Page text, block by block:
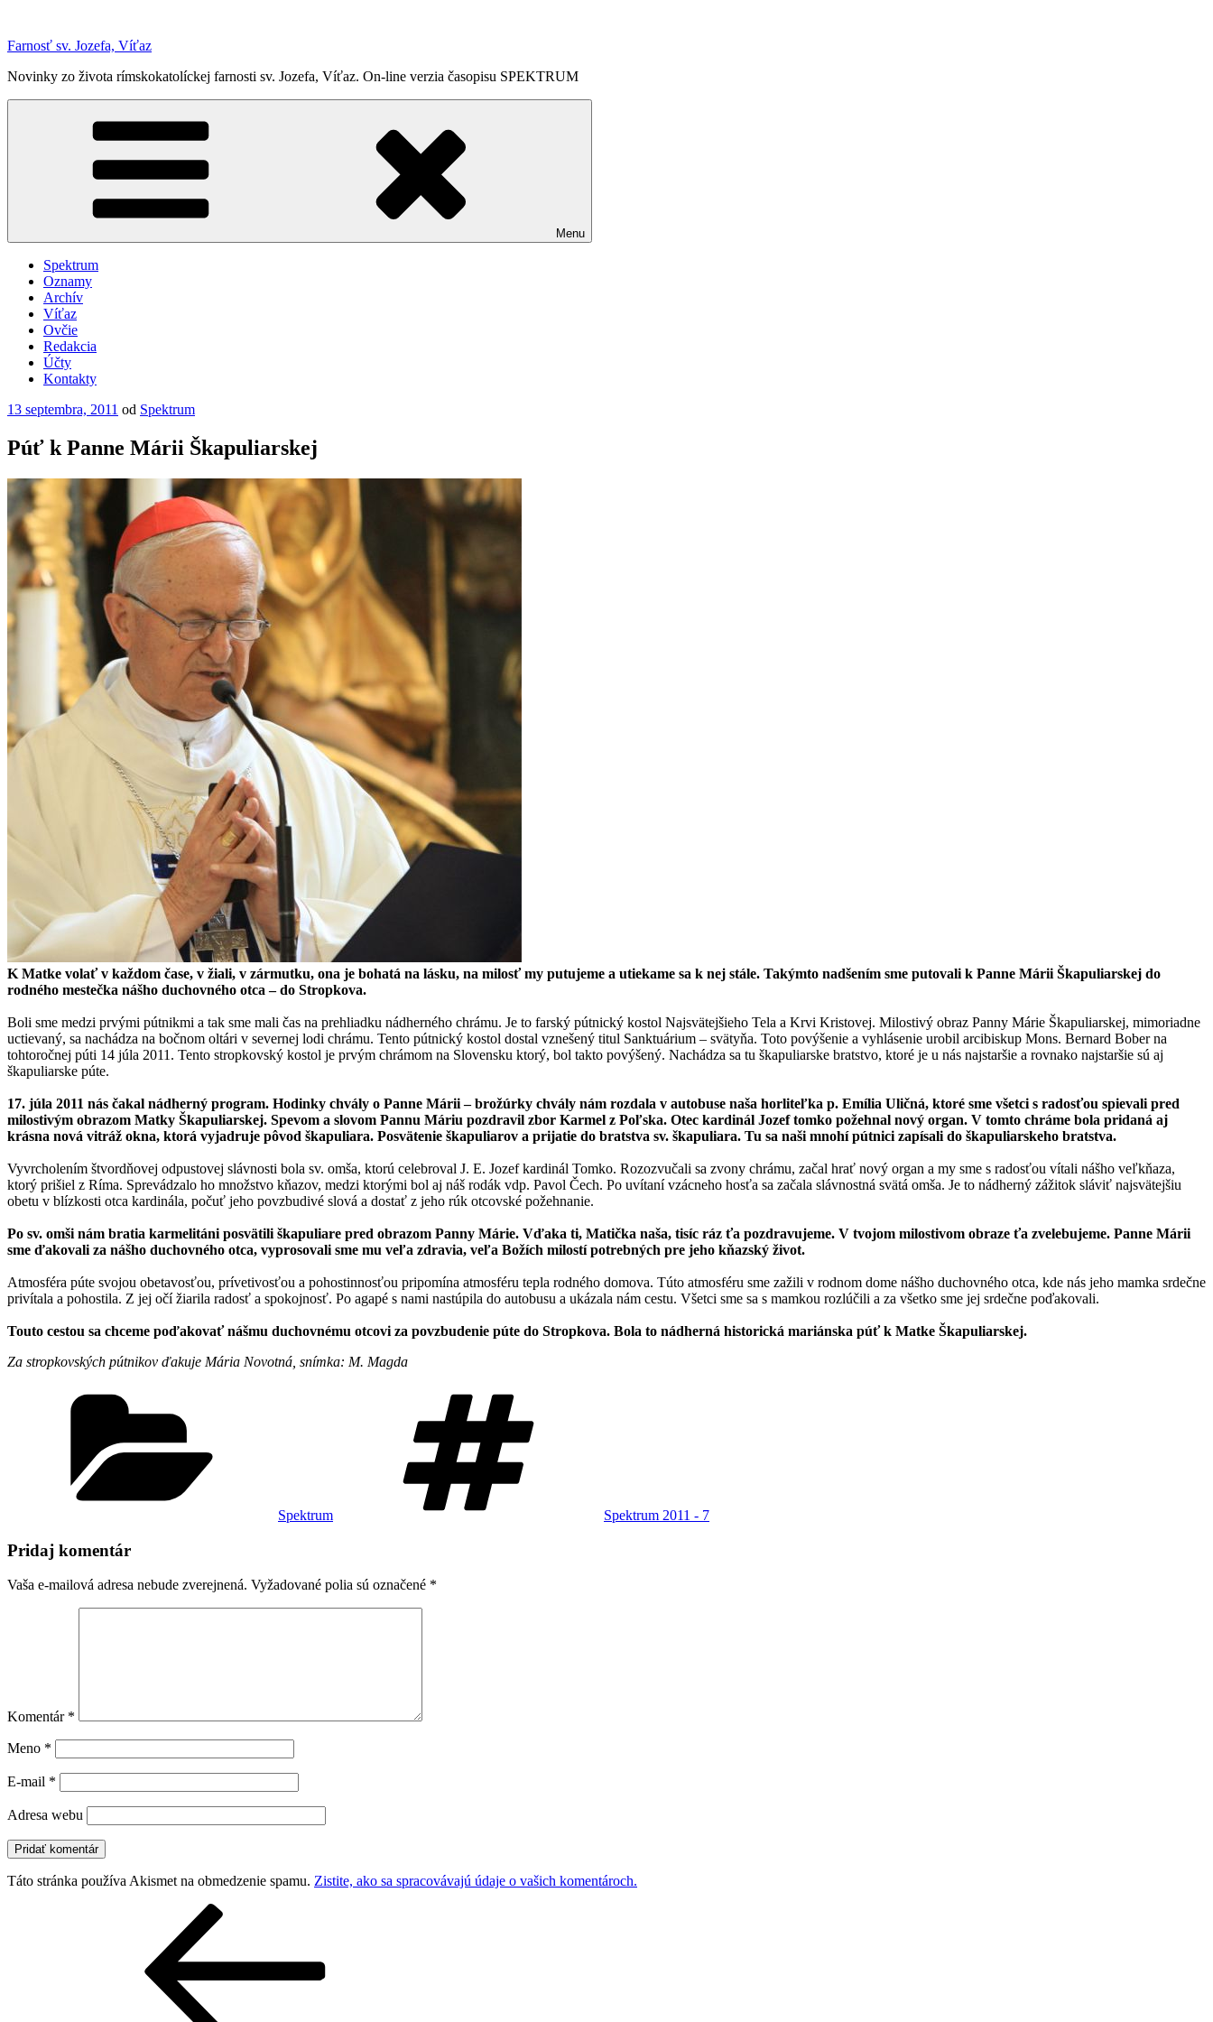
obsah
Farnosť sv. Jozefa, Víťaz
Novinky zo života rímskokatolíckej farnosti sv. Jozefa, Víťaz. On-line verzia časopisu SPEKTRUM
Menu
Spektrum
Oznamy
Archív
Víťaz
Ovčie
Redakcia
Účty
Kontakty
Publikované
13 septembra, 2011 od Spektrum
Púť k Panne Márii Škapuliarskej
K Matke volať v každom čase, v žiali, v zármutku, ona je bohatá na lásku, na milosť my putujeme a utiekame sa k nej stále. Takýmto nadšením sme putovali k Panne Márii Škapuliarskej do
rodného mestečka nášho duchovného otca – do Stropkova.
Boli sme medzi prvými pútnikmi a tak sme mali čas na prehliadku nádherného chrámu. Je to farský pútnický kostol Najsvätejšieho Tela a Krvi Kristovej. Milostivý obraz Panny Márie Škapuliarskej, mimoriadne
uctievaný, sa nachádza na bočnom oltári v severnej lodi chrámu. Tento pútnický kostol dostal vznešený titul Sanktuárium – svätyňa. Toto povýšenie a vyhlásenie urobil arcibiskup Mons. Bernard Bober na
tohtoročnej púti 14 júla 2011. Tento stropkovský kostol je prvým chrámom na Slovensku ktorý, bol takto povýšený. Nachádza sa tu škapuliarske bratstvo, ktoré je u nás najstaršie a rovnako najstaršie sú aj
škapuliarske púte.
17. júla 2011 nás čakal nádherný program. Hodinky chvály o Panne Márii – brožúrky chvály nám rozdala v autobuse naša horliteľka p. Emília Uličná, ktoré sme všetci s radosťou spievali pred
milostivým obrazom Matky Škapuliarskej. Spevom a slovom Pannu Máriu pozdravil zbor Karmel z Poľska. Otec kardinál Jozef tomko požehnal nový organ. V tomto chráme bola pridaná aj
krásna nová vitráž okna, ktorá vyjadruje pôvod škapuliara. Posvätenie škapuliarov a prijatie do bratstva sv. škapuliara. Tu sa naši mnohí pútnici zapísali do škapuliarskeho bratstva.
Vyvrcholením štvordňovej odpustovej slávnosti bola sv. omša, ktorú celebroval J. E. Jozef kardinál Tomko. Rozozvučali sa zvony chrámu, začal hrať nový organ a my sme s radosťou vítali nášho veľkňaza,
ktorý prišiel z Ríma. Sprevádzalo ho množstvo kňazov, medzi ktorými bol aj náš rodák vdp. Pavol Čech. Po uvítaní vzácneho hosťa sa začala slávnostná svätá omša. Je to nádherný zážitok sláviť najsvätejšiu
obetu v blízkosti otca kardinála, počuť jeho povzbudivé slová a dostať z jeho rúk otcovské požehnanie.
Po sv. omši nám bratia karmelitáni posvätili škapuliare pred obrazom Panny Márie. Vďaka ti, Matička naša, tisíc ráz ťa pozdravujeme. V tvojom milostivom obraze ťa zvelebujeme. Panne Márii
sme ďakovali za nášho duchovného otca, vyprosovali sme mu veľa zdravia, veľa Božích milostí potrebných pre jeho kňazský život.
Atmosféra púte svojou obetavosťou, prívetivosťou a pohostinnosťou pripomína atmosféru tepla rodného domova. Túto atmosféru sme zažili v rodnom dome nášho duchovného otca, kde nás jeho mamka srdečne
privítala a pohostila. Z jej očí žiarila radosť a spokojnosť. Po agapé s nami nastúpila do autobusu a ukázala nám cestu. Všetci sme sa s mamkou rozlúčili a za všetko sme jej srdečne poďakovali.
Touto cestou sa chceme poďakovať nášmu duchovnému otcovi za povzbudenie púte do Stropkova. Bola to nádherná historická mariánska púť k Matke Škapuliarskej.
Za stropkovských pútnikov ďakuje Mária Novotná, snímka: M. Magda
Spektrum Spektrum 2011 - 7
Pridaj komentár
Vaša e-mailová adresa nebude zverejnená. Vyžadované polia sú označené *
Komentár *
Meno *
E-mail *
Adresa webu
Táto stránka používa Akismet na obmedzenie spamu. Zistite, ako sa spracovávajú údaje o vašich komentároch.